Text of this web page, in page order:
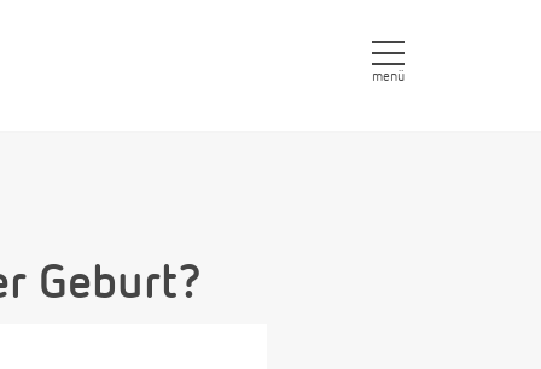
menü
Geburt?